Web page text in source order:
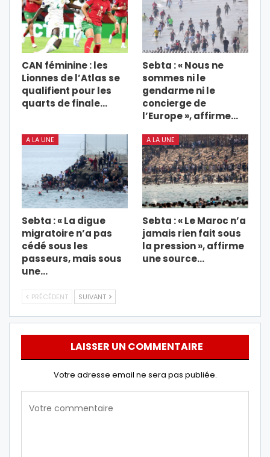
CAN féminine : les
Lionnes de l’Atlas se
qualifient pour les
quarts de finale…
Sebta : « Nous ne
sommes ni le
gendarme ni le
concierge de
l’Europe », affirme…
A LA UNE
Sebta : « La digue
migratoire n’a pas
cédé sous les
passeurs, mais sous
une…
A LA UNE
Sebta : « Le Maroc n’a
jamais rien fait sous
la pression », affirme
une source…
PRÉCÉDENT SUIVANT
LAISSER UN COMMENTAIRE
Votre adresse email ne sera pas publiée.